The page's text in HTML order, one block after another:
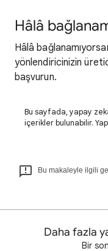
Hâlâ
Hâlâ
yönlendiricinizin
başvurun.
Bu sayfada, yapay
içerikler bulunabilir.
Bu makaleyle ilgili
Daha fazla
Bir